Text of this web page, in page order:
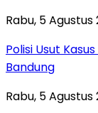
Rabu, 5 Agustus
Polisi Usut
Bandung
Rabu, 5 Agustus